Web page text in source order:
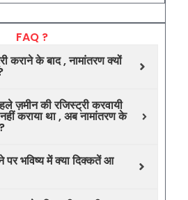
FAQ ?
कराने के बाद , नामांतरण क्यों
ज़मीन की रजिस्ट्री करवायी
कराया था , अब नामांतरण के
पर भविष्य में क्या दिक्कतें आ